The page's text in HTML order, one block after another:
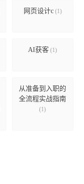
网页设计c(1)
AI获客 (1)
从准备到入职的
全流程实战指南
(1)